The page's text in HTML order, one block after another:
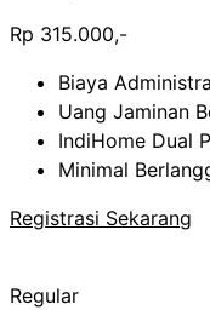
Rp 315.000,-
Biaya
Uang Jaminan
IndiHome Dual
Minimal
Registrasi Sekarang
Regular